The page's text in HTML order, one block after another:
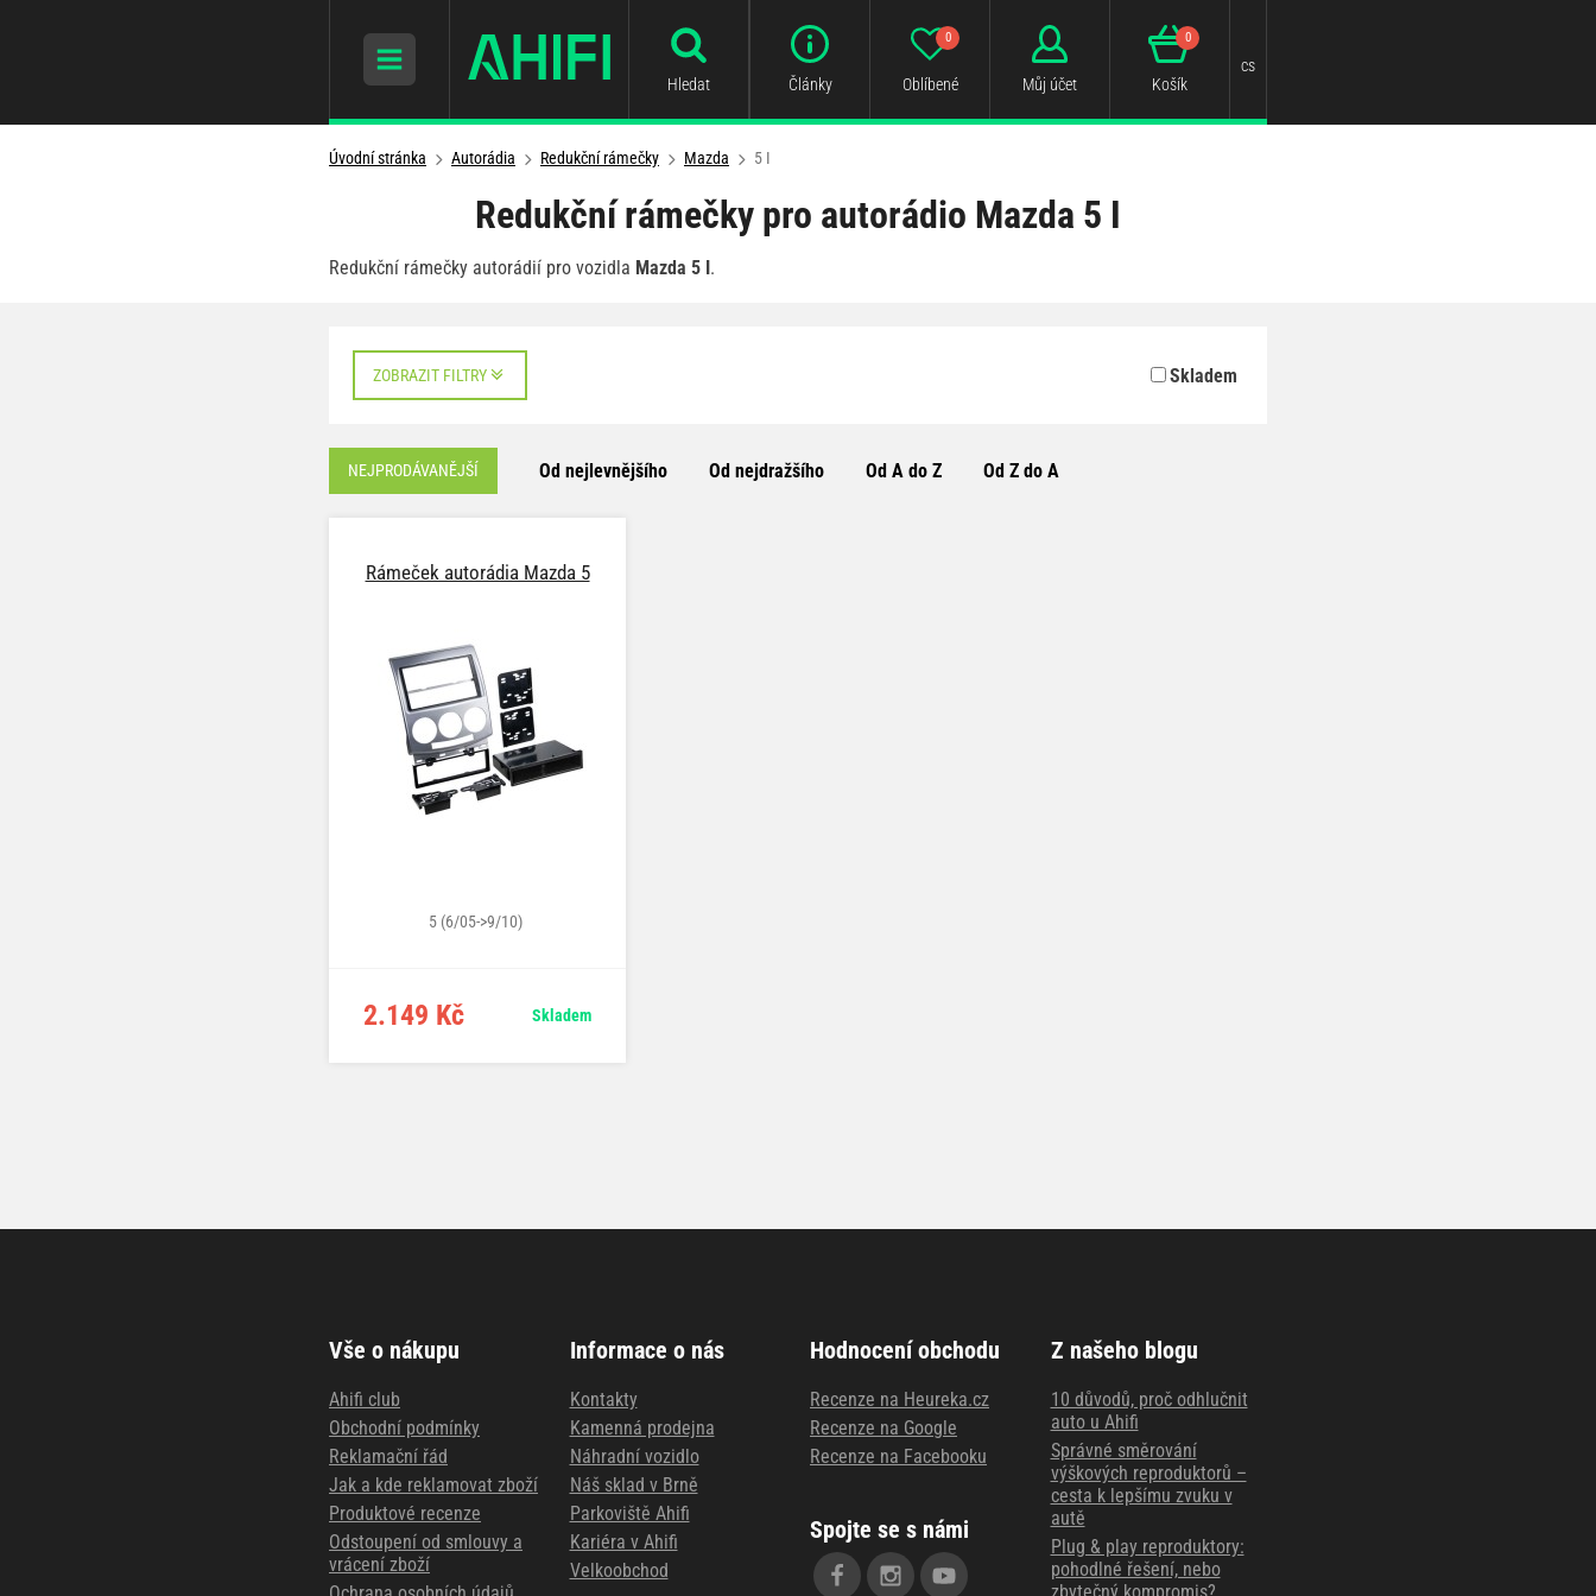
Hledat Články Oblíbené
0
Můj účet Košík
0
cs
Úvodní stránka Autorádia Redukční rámečky Mazda 5 I
Redukční rámečky pro autorádio Mazda 5 I
Redukční rámečky autorádií pro vozidla Mazda 5 I.
ZOBRAZIT FILTRY Skladem
NEJPRODÁVANĚJŠÍ Od nejlevnějšího Od nejdražšího Od A do Z Od Z do A
Rámeček autorádia Mazda 5
5 (6/05->9/10)
2.149 Kč Skladem
Vše o nákupu
Ahifi club
Obchodní podmínky
Reklamační řád
Jak a kde reklamovat zboží
Produktové recenze
Odstoupení od smlouvy a
vrácení zboží
Informace o nás
Kontakty
Kamenná prodejna
Náhradní vozidlo
Náš sklad v Brně
Parkoviště Ahifi
Kariéra v Ahifi
Velkoobchod
Hodnocení obchodu
Recenze na Heureka.cz
Recenze na Google
Recenze na Facebooku
Spojte se s námi
Z našeho blogu
10 důvodů, proč odhlučnit
auto u Ahifi
Správné směrování
výškových reproduktorů –
cesta k lepšímu zvuku v
autě
Plug & play reproduktory:
pohodlné řešení, nebo
zbytečný kompromis?